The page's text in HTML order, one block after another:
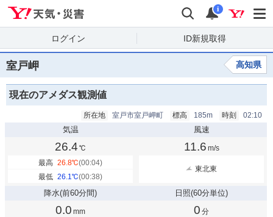
検索 通知
i
ログイン ID新規取得
室戸岬 高知県
現在のアメダス観測値
所在地 室戸市室戸岬町 標高 185m 時刻 02:10
気温
26.4 ℃
最高 26.8℃(00:04)
最低 26.1℃(00:38)
風速
11.6 m/s
東北東
降水(前60分間)
0.0 mm
日照(60分単位)
0 分